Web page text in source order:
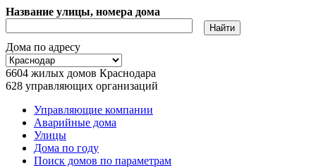
Название улицы, номера дома
Дома по адресу
6604 жилых домов Краснодара
628 управляющих организаций
Главное меню
Управляющие компании
Аварийные дома
Улицы
Дома по году
Поиск домов по параметрам